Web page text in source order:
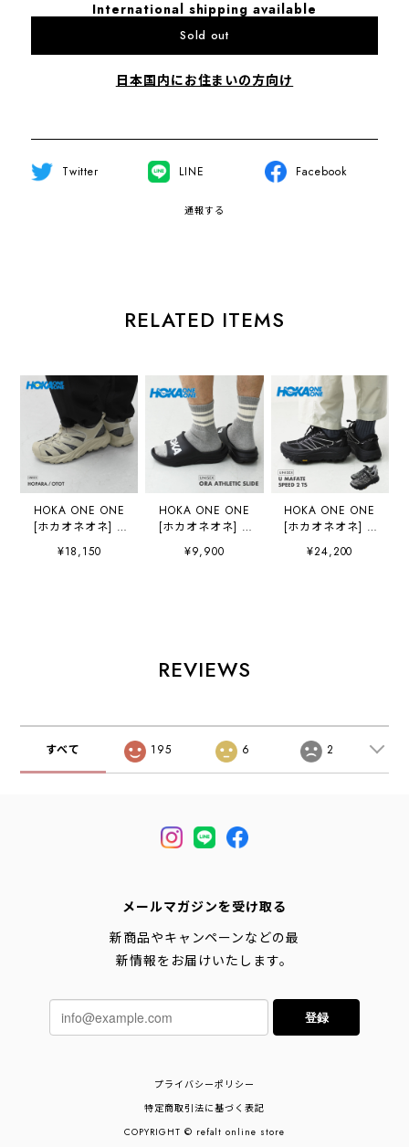
International shipping available
Sold out
日本国内にお住まいの方向け
Twitter LINE Facebook
通報する
RELATED ITEMS
HOKA ONE ONE
[ホカオネオネ] U
HOPARA OTOT
[1123112-otot] ホ
¥18,150
HOKA ONE ONE
[ホカオネオネ] U
ORA ATHLETIC
SLIDE [1155154]
MEN'S/LADY'S
[2026AW]
¥9,900
HOKA ONE ONE
[ホカオネオネ] U
MAFATE SPEED 2
TS [1171891] マ
¥24,200
REVIEWS
すべて 195 6 2
メールマガジンを受け取る
新商品やキャンペーンなどの最
新情報をお届けいたします。
登録
プライバシーポリシー
特定商取引法に基づく表記
COPYRIGHT © refalt online store